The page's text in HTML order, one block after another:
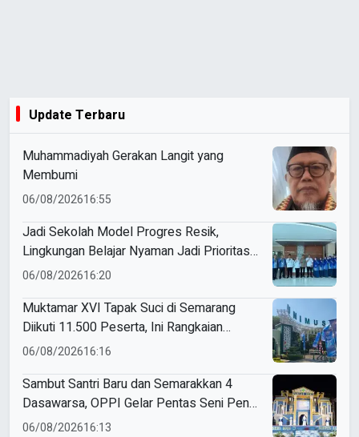
Update Terbaru
Muhammadiyah Gerakan Langit yang
Membumi
06/08/202616:55
Jadi Sekolah Model Progres Resik,
Lingkungan Belajar Nyaman Jadi Prioritas
Smamio Gresik
06/08/202616:20
Muktamar XVI Tapak Suci di Semarang
Diikuti 11.500 Peserta, Ini Rangkaian
Agendanya
06/08/202616:16
Sambut Santri Baru dan Semarakkan 4
Dasawarsa, OPPI Gelar Pentas Seni Penuh
Makna
06/08/202616:13